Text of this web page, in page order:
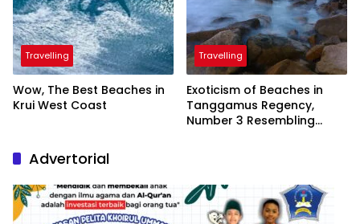
Travelling
Wow, The Best Beaches in
Krui West Coast
Travelling
Exoticism of Beaches in
Tanggamus Regency,
Number 3 Resembling
Advertorial